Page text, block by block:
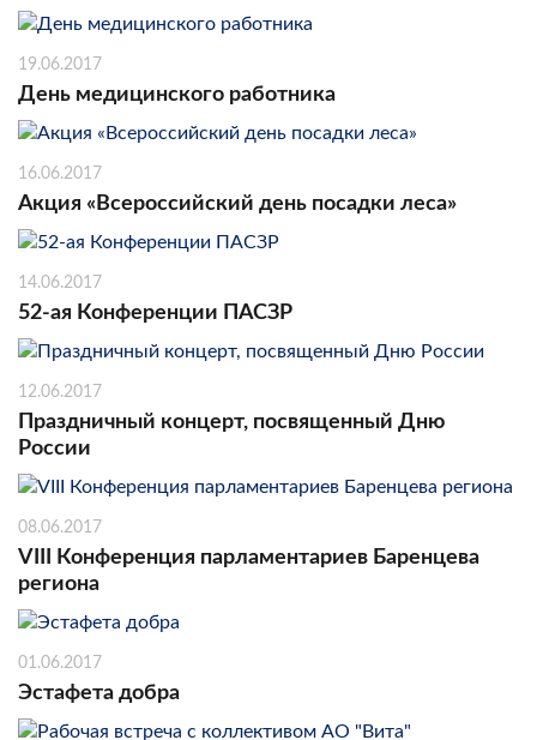
19.06.2017
День медицинского работника
16.06.2017
Акция «Всероссийский день посадки леса»
14.06.2017
52-ая Конференции ПАСЗР
12.06.2017
Праздничный концерт, посвященный Дню
России
08.06.2017
VIII Конференция парламентариев Баренцева
региона
01.06.2017
Эстафета добра